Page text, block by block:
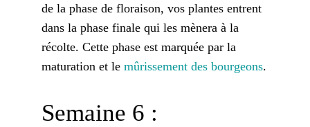
de la phase de floraison, vos plantes entrent
dans la phase finale qui les mènera à la
récolte. Cette phase est marquée par la
maturation et le mûrissement des bourgeons.
Semaine 6 :